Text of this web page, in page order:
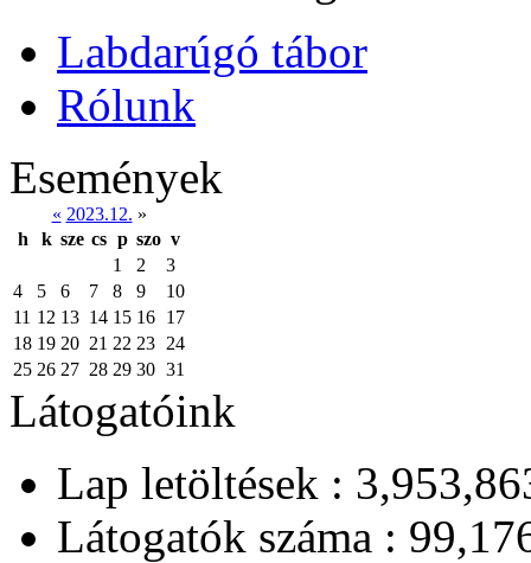
Labdarúgó tábor
Rólunk
Események
« 2023.12. »
h
k sze cs p szo v
1
2
3
4
5 6 7 8 9
10
11 12 13 14 15 16 17
18 19 20 21 22 23 24
25 26 27 28 29 30 31
Látogatóink
Lap letöltések :
Látogatók száma :